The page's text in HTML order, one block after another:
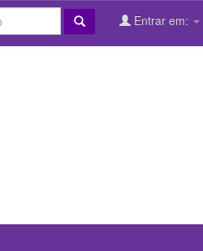
Entrar em: